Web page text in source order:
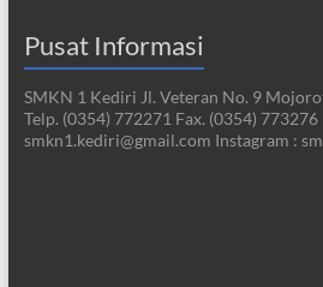
Pusat Informasi
SMKN 1 Kediri Jl. Veteran No. 9
Telp. (0354) 772271 Fax. (0354) 773276
smkn1.kediri@gmail.com Instagram :